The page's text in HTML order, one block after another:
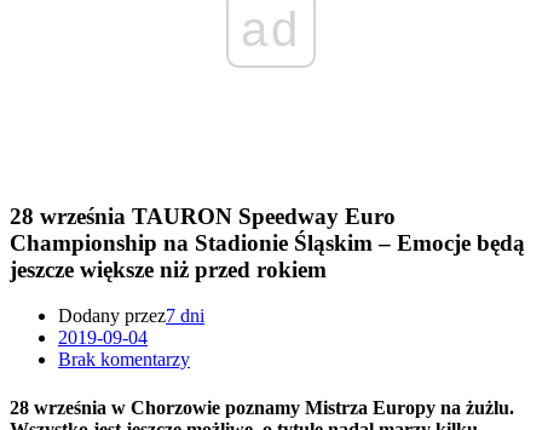
ad
28 września TAURON Speedway Euro
Championship na Stadionie Śląskim – Emocje będą
jeszcze większe niż przed rokiem
Dodany przez7 dni
2019-09-04
Brak komentarzy
28 września w Chorzowie poznamy Mistrza Europy na żużlu.